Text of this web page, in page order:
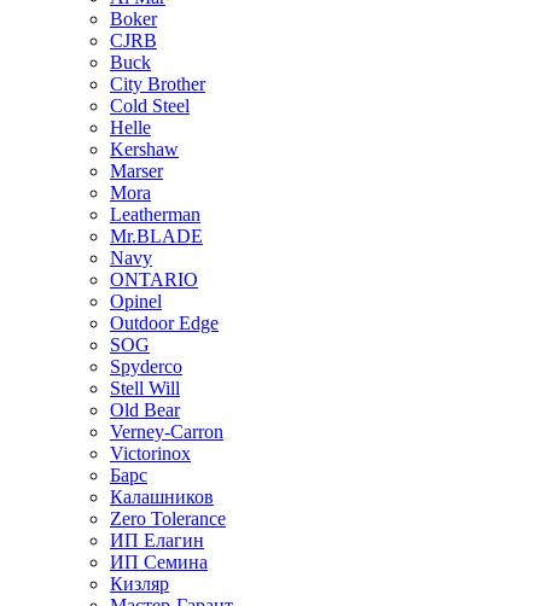
Boker
CJRB
Buck
City Brother
Cold Steel
Helle
Kershaw
Marser
Mora
Leatherman
Mr.BLADE
Navy
ONTARIO
Opinel
Outdoor Edge
SOG
Spyderco
Stell Will
Old Bear
Verney-Carron
Victorinox
Барс
Калашников
Zero Tolerance
ИП Елагин
ИП Семина
Кизляр